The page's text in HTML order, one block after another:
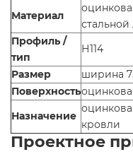
Материал
стальной
Профиль /
тип
Н114
Размер
ширина
Поверхность
Назначение
кровли
Проектное